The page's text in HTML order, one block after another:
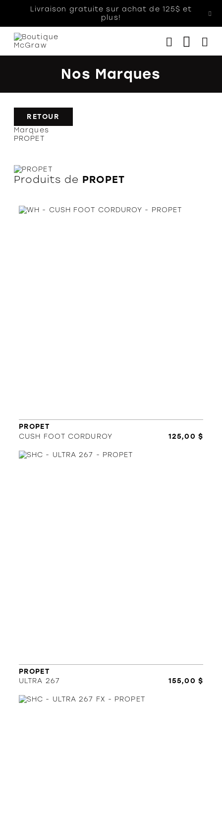
Livraison gratuite sur achat de 125$ et
plus!
Nos Marques
RETOUR
Marques
PROPET
Produits de PROPET
PROPET
CUSH FOOT CORDUROY
125,00 $
PROPET
ULTRA 267
155,00 $